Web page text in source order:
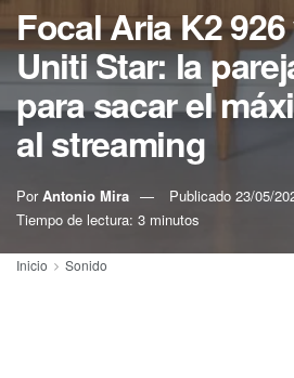
Focal Aria K2
Uniti Star: la
para sacar el
al streaming
Por Antonio Mira Publicado 23/05/
Tiempo de lectura: 3 minutos
Inicio Sonido